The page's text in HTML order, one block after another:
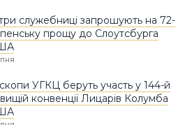
служебниці запрошують на 72-
прощу до Слоутсбурга
УГКЦ беруть участь у 144-й
конвенції Лицарів Колумба